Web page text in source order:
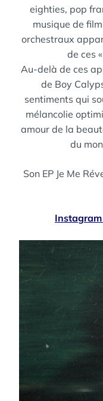
eighties, pop
musique de
orchestraux
de ces
Au-delà de ces
de Boy
sentiments qui
mélancolie
amour de la
du
Son EP Je Me
Instagram